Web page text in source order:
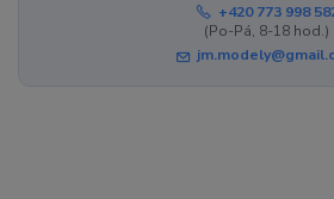
+420 773 998
(Po-Pá, 8-18 hod.)